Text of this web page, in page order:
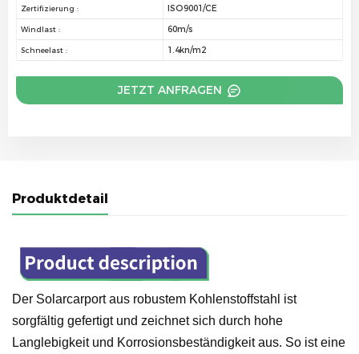
Zertifizierung : ISO9001/CE
Windlast : 60m/s
Schneelast : 1.4kn/m2
JETZT ANFRAGEN
Produktdetail
Der Solarcarport aus robustem Kohlenstoffstahl ist
sorgfältig gefertigt und zeichnet sich durch hohe
Langlebigkeit und Korrosionsbeständigkeit aus. So ist eine